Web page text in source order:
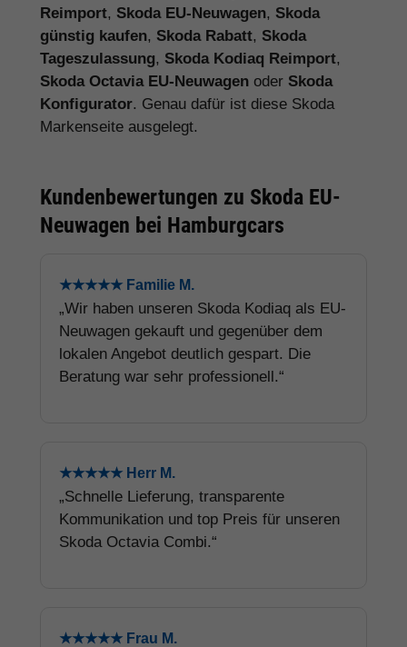
Reimport, Skoda EU-Neuwagen, Skoda
günstig kaufen, Skoda Rabatt, Skoda
Tageszulassung, Skoda Kodiaq Reimport,
Skoda Octavia EU-Neuwagen oder Skoda
Konfigurator. Genau dafür ist diese Skoda
Markenseite ausgelegt.
Kundenbewertungen zu Skoda EU-
Neuwagen bei Hamburgcars
★★★★★ Familie M.
„Wir haben unseren Skoda Kodiaq als EU-
Neuwagen gekauft und gegenüber dem
lokalen Angebot deutlich gespart. Die
Beratung war sehr professionell.“
★★★★★ Herr M.
„Schnelle Lieferung, transparente
Kommunikation und top Preis für unseren
Skoda Octavia Combi.“
★★★★★ Frau M.